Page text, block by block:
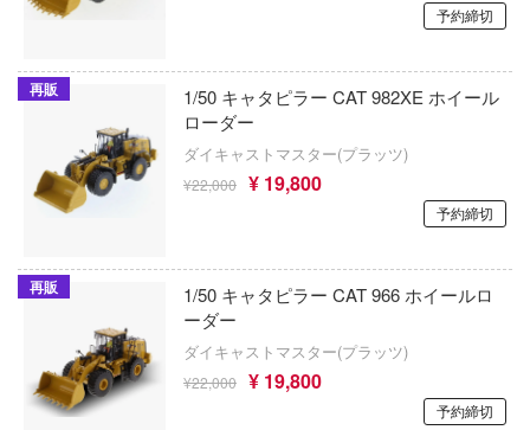
予約締切
再販
1/50 キャタピラー CAT 982XE ホイール
ローダー
ダイキャストマスター(プラッツ)
¥22,000 ¥ 19,800
予約締切
再販
1/50 キャタピラー CAT 966 ホイールロ
ーダー
ダイキャストマスター(プラッツ)
¥22,000 ¥ 19,800
予約締切
Dead by Daylight (デッド バイ デイライト)
ディズニー
DEATH NOTE
デート・ア・ライブ
天元突破グレンラガン
ドルフィンウェーブ
HMA(エイチエムエー)
Hモデルデカール(ビーバーコーポレーシ
ARTOプロダクション(ビーバーコーポレ
ン)
銘匠伝(MJZ STUDIO)
OK模型
橘猫工業
OVERDOSE
誘惑